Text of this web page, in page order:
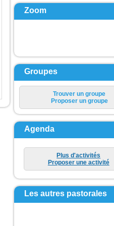
Zoom
Groupes
Trouver un groupe
Proposer un groupe
Agenda
Plus d'activités
Proposer une activité
Les autres pastorales